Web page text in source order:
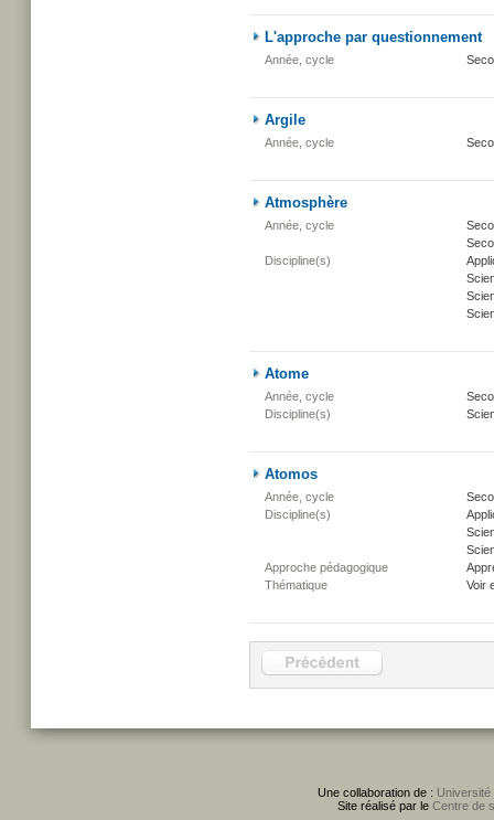
L'approche par questionnement
Année, cycle
Argile
Année, cycle
Atmosphère
Année, cycle
Discipline(s)
Atome
Année, cycle
Discipline(s)
Atomos
Année, cycle
Discipline(s)
Approche pédagogique
Thématique
Voir
Une collaboration de : Université
Site réalisé par le Centre de